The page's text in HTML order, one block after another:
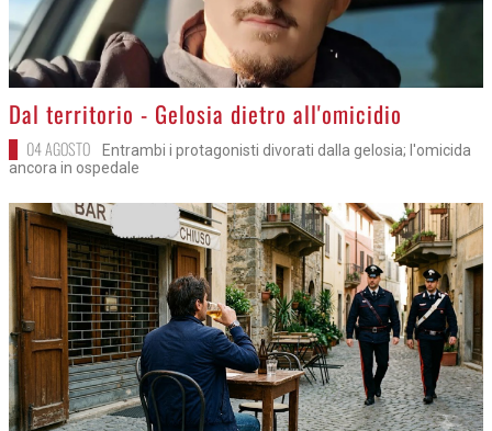
>
Dal territorio - Gelosia dietro all'omicidio
04 AGOSTO
Entrambi i protagonisti divorati dalla gelosia; l'omicida
ancora in ospedale